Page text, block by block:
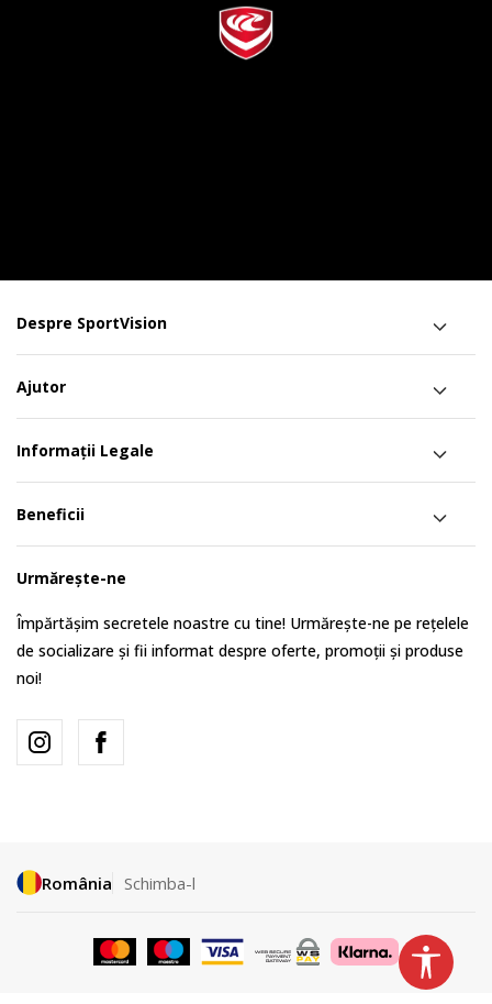
Despre SportVision
Ajutor
Informații Legale
Beneficii
Urmărește-ne
Împărtășim secretele noastre cu tine! Urmărește-ne pe rețelele
de socializare și fii informat despre oferte, promoții și produse
noi!
România Schimba-l